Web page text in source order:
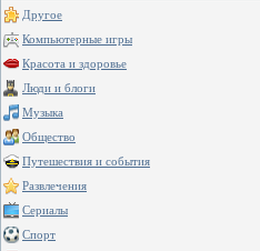
Другое
Компьютерные игры
Красота и здоровье
Люди и блоги
Музыка
Общество
Путешествия и события
Развлечения
Сериалы
Спорт